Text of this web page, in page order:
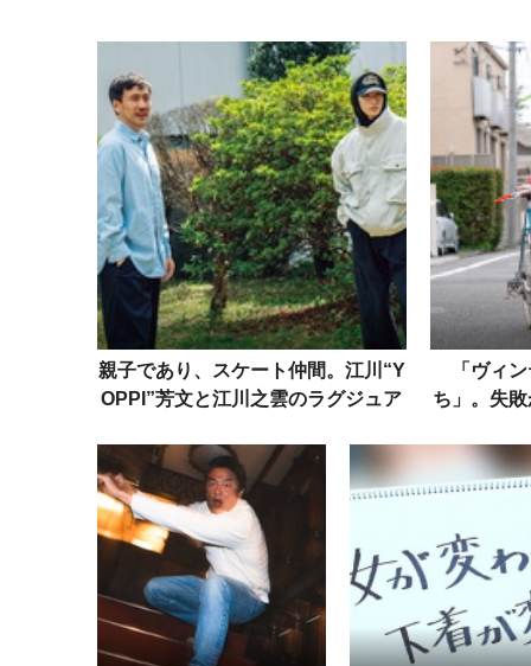
親子であり、スケート仲間。江川“Y
OPPI”芳文と江川之雲のラグジュア
「ヴィ
ち」。失